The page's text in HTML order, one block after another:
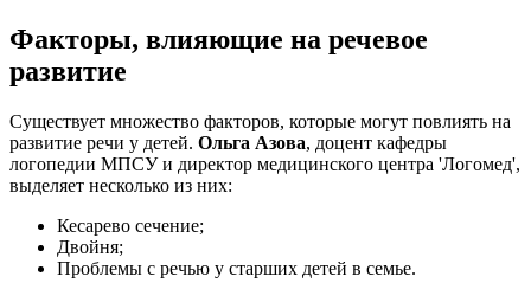
Факторы, влияющие на речевое
развитие
Существует множество факторов, которые могут повлиять на
развитие речи у детей. Ольга Азова, доцент кафедры
логопедии МПСУ и директор медицинского центра 'Логомед',
выделяет несколько из них:
Кесарево сечение;
Двойня;
Проблемы с речью у старших детей в семье.